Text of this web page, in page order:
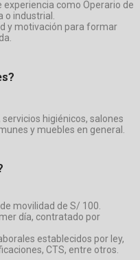
como Operario de
o industrial.
y motivación para formar
higiénicos, salones
y muebles en general.
movilidad de S/ 100.
día, contratado por
establecidos por ley,
CTS, entre otros.